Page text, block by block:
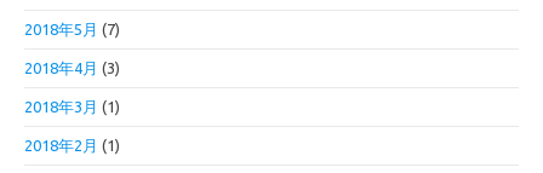
2018年5月 (7)
2018年4月 (3)
2018年3月 (1)
2018年2月 (1)